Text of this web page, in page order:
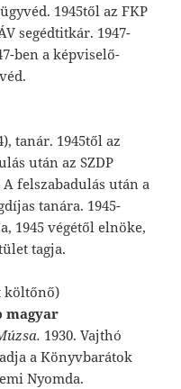
ügyvéd. 1945tőlazFKP
segédtitkár. 1947-
benaképviselő-
tanár. 1945tőlaz
utánazSZDP
Afelszabadulásutána
tanára. 1945-
1945végétőlelnöke,
tagja.
költőnő)
magyar
1930. Vajthó
a Könyvbarátok
Nyomda.